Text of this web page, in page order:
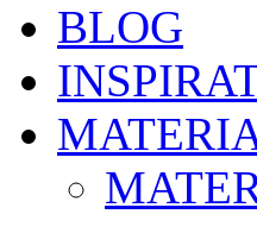
BLOG